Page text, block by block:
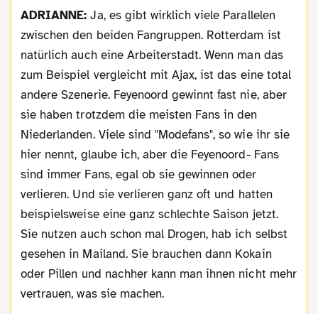
ADRIANNE:Ja, es gibt wirklich viele Parallelen
zwischen den beiden Fangruppen. Rotterdam ist
natürlich auch eine Arbeiterstadt. Wenn man das
zum Beispiel vergleicht mit Ajax, ist das eine total
andere Szenerie. Feyenoord gewinnt fast nie, aber
sie haben trotzdem die meisten Fans in den
Niederlanden. Viele sind "Modefans", so wie ihr sie
hier nennt, glaube ich, aber die Feyenoord- Fans
sind immer Fans, egal ob sie gewinnen oder
verlieren. Und sie verlieren ganz oft und hatten
beispielsweise eine ganz schlechte Saison jetzt.
Sie nutzen auch schon mal Drogen, hab ich selbst
gesehen in Mailand. Sie brauchen dann Kokain
oder Pillen und nachher kann man ihnen nicht mehr
vertrauen, was sie machen.